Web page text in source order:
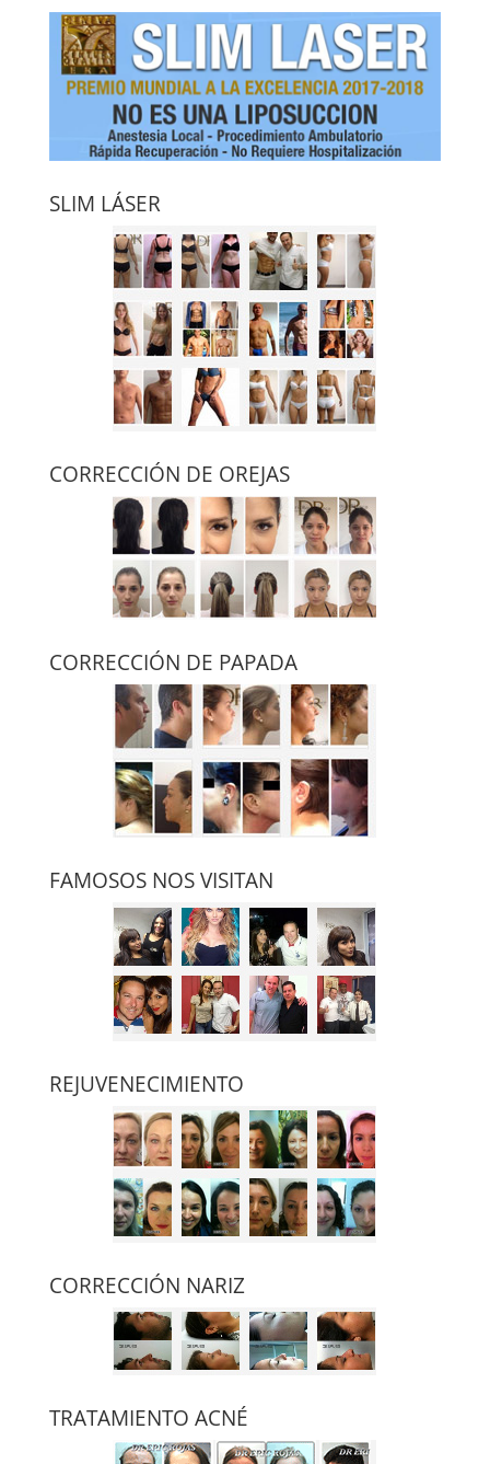
SLIM LÁSER
CORRECCIÓN DE OREJAS
CORRECCIÓN DE PAPADA
FAMOSOS NOS VISITAN
REJUVENECIMIENTO
CORRECCIÓN NARIZ
TRATAMIENTO ACNÉ